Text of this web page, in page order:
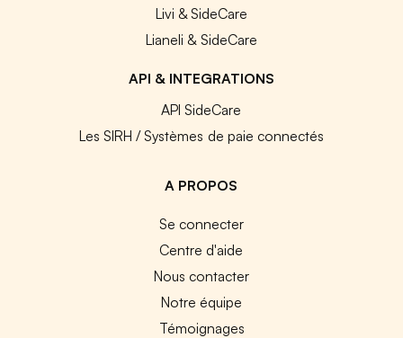
Livi & SideCare
Lianeli & SideCare
API & INTEGRATIONS
API SideCare
Les SIRH / Systèmes de paie connectés
A PROPOS
Se connecter
Centre d'aide
Nous contacter
Notre équipe
Témoignages